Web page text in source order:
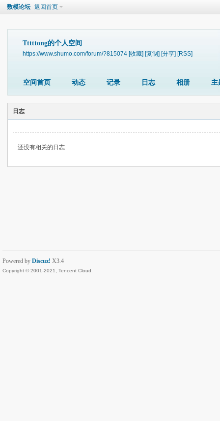
数模论坛 返回首页
Tttttong的个人空间
https://www.shumo.com/forum/?815074 [收藏] [复制] [分享] [RSS]
空间首页 动态 记录 日志 相册 主
日志
还没有相关的日志
Powered by Discuz! X3.4
Copyright © 2001-2021, Tencent Cloud.